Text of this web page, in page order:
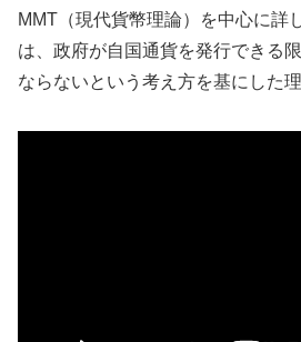
MMT（現代貨幣理論）を中心に詳
は、政府が自国通貨を発行できる
ならないという考え方を基にした理